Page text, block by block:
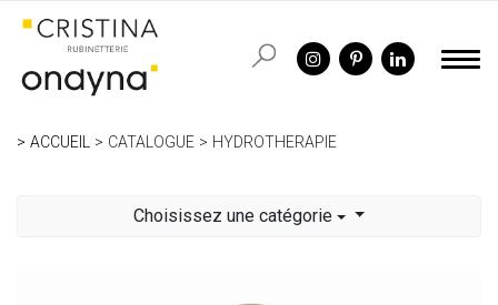
ACCUEIL CATALOGUE HYDROTHERAPIE
Choisissez une catégorie